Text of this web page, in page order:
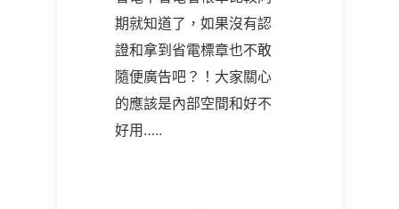
期就知道了，如果沒有認
證和拿到省電標章也不敢
隨便廣告吧？！大家關心
的應該是內部空間和好不
好用…..